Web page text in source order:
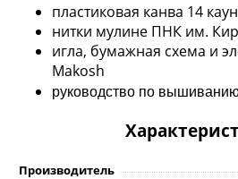
пластиковая канва 14
нитки мулине ПНК им.
игла, бумажная схема и
Makosh
руководство по
Производитель